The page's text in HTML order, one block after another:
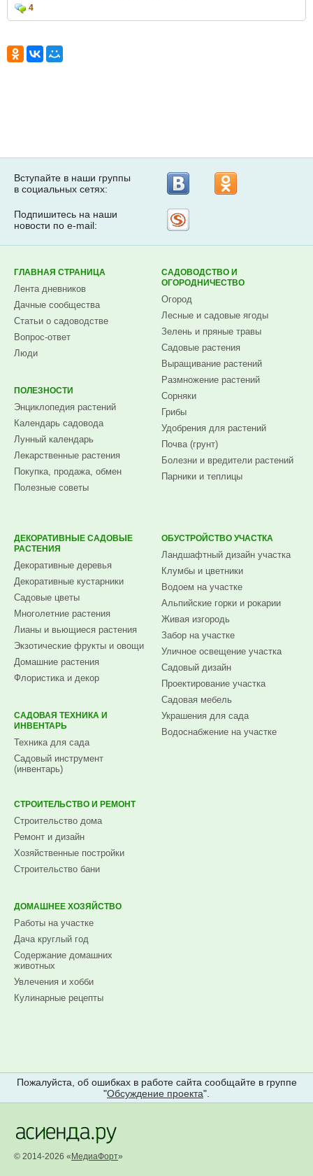
4
Вступайте в наши группы
в социальных сетях:
Подпишитесь на наши
новости по e-mail:
ГЛАВНАЯ СТРАНИЦА
Лента дневников
Дачные сообщества
Статьи о садоводстве
Вопрос-ответ
Люди
ПОЛЕЗНОСТИ
Энциклопедия растений
Календарь садовода
Лунный календарь
Лекарственные растения
Покупка, продажа, обмен
Полезные советы
САДОВОДСТВО И
ОГОРОДНИЧЕСТВО
Огород
Лесные и садовые ягоды
Зелень и пряные травы
Садовые растения
Выращивание растений
Размножение растений
Сорняки
Грибы
Удобрения для растений
Почва (грунт)
Болезни и вредители растений
Парники и теплицы
ДЕКОРАТИВНЫЕ САДОВЫЕ
РАСТЕНИЯ
Декоративные деревья
Декоративные кустарники
Садовые цветы
Многолетние растения
Лианы и вьющиеся растения
Экзотические фрукты и овощи
Домашние растения
Флористика и декор
САДОВАЯ ТЕХНИКА И
ИНВЕНТАРЬ
Техника для сада
Садовый инструмент
(инвентарь)
ОБУСТРОЙСТВО УЧАСТКА
Ландшафтный дизайн участка
Клумбы и цветники
Водоем на участке
Альпийские горки и рокарии
Живая изгородь
Забор на участке
Уличное освещение участка
Садовый дизайн
Проектирование участка
Садовая мебель
Украшения для сада
Водоснабжение на участке
СТРОИТЕЛЬСТВО И РЕМОНТ
Строительство дома
Ремонт и дизайн
Хозяйственные постройки
Строительство бани
ДОМАШНЕЕ ХОЗЯЙСТВО
Работы на участке
Дача круглый год
Содержание домашних
животных
Увлечения и хобби
Кулинарные рецепты
Пожалуйста, об ошибках в работе сайта сообщайте в группе
"Обсуждение проекта".
© 2014-2026 «МедиаФорт»